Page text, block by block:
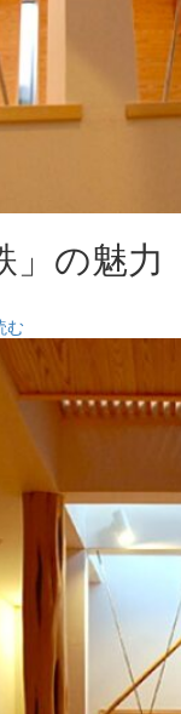
」の魅力
む